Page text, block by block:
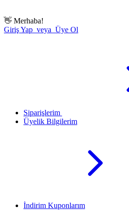
👋 Merhaba!
Giriş Yap veya Üye Ol
Siparişlerim
Üyelik Bilgilerim
İndirim Kuponlarım